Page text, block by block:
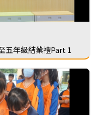
五年級結業禮Part 1